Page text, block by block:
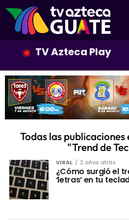
TV Azteca Play
Todas las
"Trend de
VIRAL 2 años atrás
¿Cómo surgió el
‘letras’ en tu